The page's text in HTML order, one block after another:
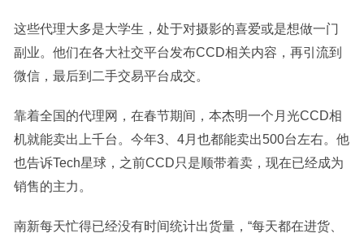
这些代理大多是大学生，处于对摄影的喜爱或是想做一门
副业。他们在各大社交平台发布CCD相关内容，再引流到
微信，最后到二手交易平台成交。
靠着全国的代理网，在春节期间，本杰明一个月光CCD相
机就能卖出上千台。今年3、4月也都能卖出500台左右。他
也告诉Tech星球，之前CCD只是顺带着卖，现在已经成为
销售的主力。
南新每天忙得已经没有时间统计出货量，“每天都在进货、